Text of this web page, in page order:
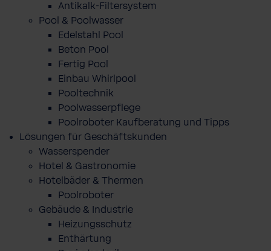
Antikalk-Filtersystem
Pool & Poolwasser
Edelstahl Pool
Beton Pool
Fertig Pool
Einbau Whirlpool
Pooltechnik
Poolwasserpflege
Poolroboter Kaufberatung und Tipps
Lösungen für Geschäftskunden
Wasserspender
Hotel & Gastronomie
Hotelbäder & Thermen
Poolroboter
Gebäude & Industrie
Heizungsschutz
Enthärtung